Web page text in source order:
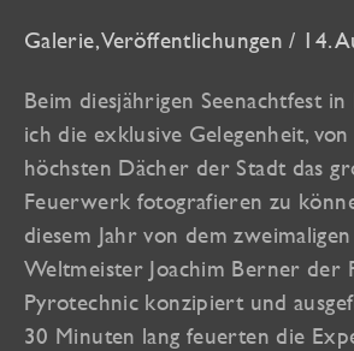
Galerie,Veröffentlichungen / 14.
Beim diesjährigen Seenachtfest
ich die exklusive Gelegenheit,
höchsten Dächer der Stadt das
Feuerwerk fotografieren zu
diesem Jahr von dem
Weltmeister Joachim Berner der
Pyrotechnic konzipiert und
30 Minuten lang feuerten die